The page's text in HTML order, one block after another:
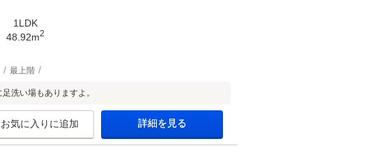
1LDK
48.92m2
最上階
洗い場もありますよ。
お気に入りに追加 詳細を見る